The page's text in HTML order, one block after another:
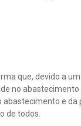
que, devido a
no
e da
de todos.